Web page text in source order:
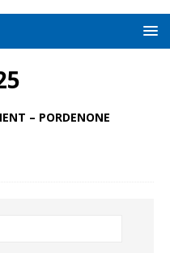
– PORDENONE